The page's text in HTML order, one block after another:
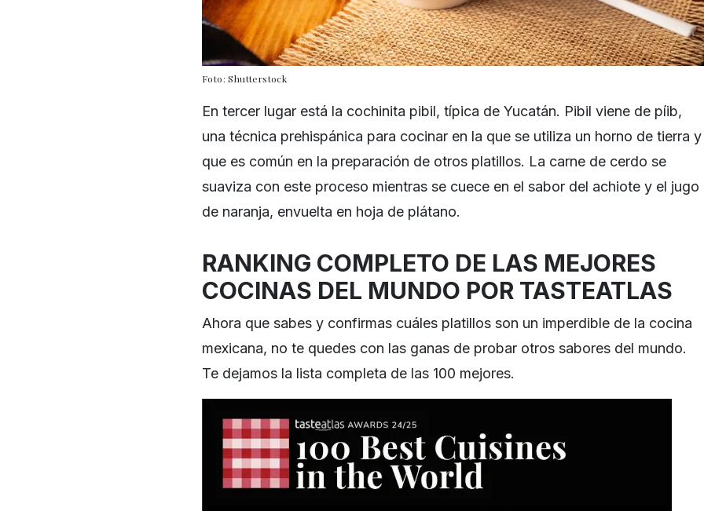
Foto: Shutterstock
En tercer lugar está la cochinita pibil, típica de Yucatán. Pibil viene de píib,
una técnica prehispánica para cocinar en la que se utiliza un horno de tierra y
que es común en la preparación de otros platillos. La carne de cerdo se
suaviza con este proceso mientras se cuece en el sabor del achiote y el jugo
de naranja, envuelta en hoja de plátano.
RANKING COMPLETO DE LAS MEJORES
COCINAS DEL MUNDO POR TASTEATLAS
Ahora que sabes y confirmas cuáles platillos son un imperdible de la cocina
mexicana, no te quedes con las ganas de probar otros sabores del mundo.
Te dejamos la lista completa de las 100 mejores.